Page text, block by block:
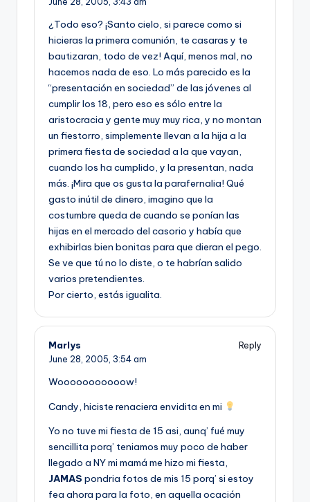
¿Todo eso? ¡Santo cielo, si parece como si
hicieras la primera comunión, te casaras y te
bautizaran, todo de vez! Aquí­, menos mal, no
hacemos nada de eso. Lo más parecido es la
“presentación en sociedad” de las jóvenes al
cumplir los 18, pero eso es sólo entre la
aristocracia y gente muy muy rica, y no montan
un fiestorro, simplemente llevan a la hija a la
primera fiesta de sociedad a la que vayan,
cuando los ha cumplido, y la presentan, nada
más. ¡Mira que os gusta la parafernalia! Qué
gasto inútil de dinero, imagino que la
costumbre queda de cuando se poní­an las
hijas en el mercado del casorio y habí­a que
exhibirlas bien bonitas para que dieran el pego.
Se ve que tú no lo diste, o te habrí­an salido
varios pretendientes.
Por cierto, estás igualita.
Marlys
Reply
June 28, 2005, 3:54 am
Wooooooooooow!
Candy, hiciste renaciera envidita en mi
Yo no tuve mi fiesta de 15 asi, aunq’ fué muy
sencillita porq’ teniamos muy poco de haber
llegado a NY mi mamá me hizo mi fiesta,
JAMAS pondria fotos de mis 15 porq’ si estoy
fea ahora para la foto, en aquella ocación